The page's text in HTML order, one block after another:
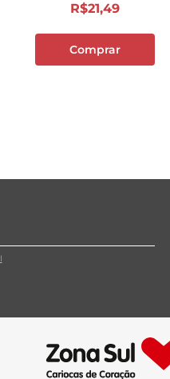
R$21,49
Comprar